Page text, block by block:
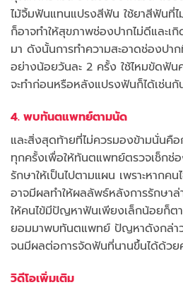
ไม้จิ้มฟันแทนแปรงสีฟัน ใช้ยาสีฟันที่
ก็อาจทำให้สุขภาพช่องปากไม่ดีและ
มา ดังนั้นการทำความสะอาดช่องปา
อย่างน้อยวันละ 2 ครั้ง ใช้ไหมขัดฟั
จะทำก่อนหรือหลังแปรงฟันก็ได้เช่นกั
4. พบทันตแพทย์ตามนัด
และสิ่งสุดท้ายที่ไม่ควรมองข้ามนั่น
ทุกครั้งเพื่อให้ทันตแพทย์ตรวจเช็กช่
รักษาให้เป็นไปตามแผน เพราะหากค
อาจมีผลทำให้ผลลัพธ์หลังการรักษาล่
ให้คนไข้มีปัญหาฟันเพียงเล็กน้อยก็ต
ยอมมาพบทันตแพทย์ ปัญหาดังกล่าว
จนมีผลต่อการจัดฟันที่นานขึ้นได้ด้วย
วิดีโอเพิ่มเติม